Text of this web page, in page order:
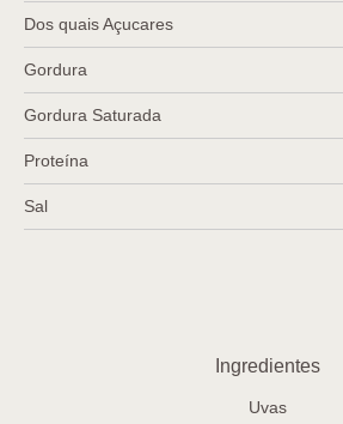
Dos quais Açucares
Gordura
Gordura Saturada
Proteína
Sal
Ingredientes
Uvas